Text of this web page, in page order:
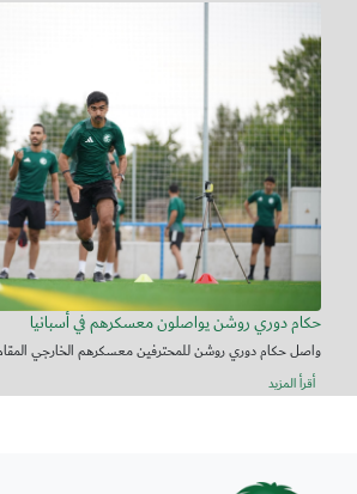
حكام دوري روشن يواصلون معسكرهم في أسبانيا
واصل حكام دوري روشن للمحترفين معسكرهم الخارجي المقام
أقرأ المزيد